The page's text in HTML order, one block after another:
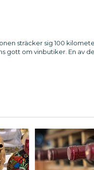
sträcker sig 100
gott om vinbutiker. En av